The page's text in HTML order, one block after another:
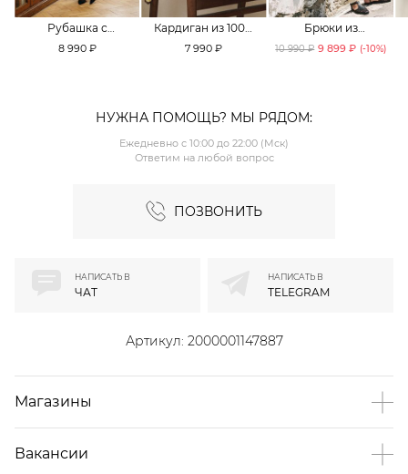
Рубашка с
принтом «клетка»
8 990 ₽
Кардиган из 100%
хлопка TOPTOP
7 990 ₽
Брюки из
смесового хлопка
10 990 ₽ 9 899 ₽ (-10%)
НУЖНА ПОМОЩЬ? МЫ РЯДОМ:
ПОЗВОНИТЬ
Ежедневно с 10:00 до 22:00 (Мск)
Ответим на любой вопрос
Артикул: 2000001147887
НАПИСАТЬ В
ЧАТ
НАПИСАТЬ В
TELEGRAM
Магазины
Вакансии